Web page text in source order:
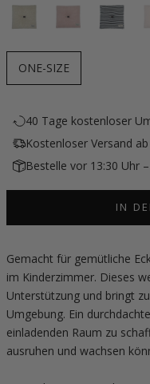
ONE-SIZE
40 Tage kostenloser
Kostenloser Versand
Bestelle vor 13:30 Uhr
IN
Gemacht für gemütliche
im Kinderzimmer. Dieses
Unterstützung und bringt
Umgebung. Ein
einladenden Raum zu
ausruhen und wachsen